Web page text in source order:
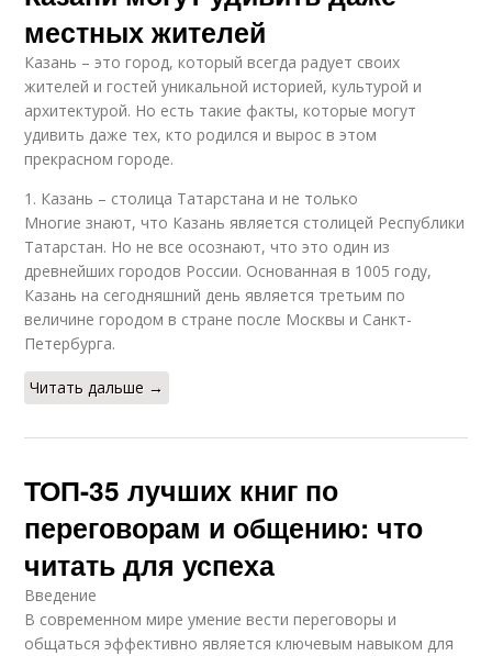
местных жителей
Казань – это город, который всегда радует своих
жителей и гостей уникальной историей, культурой и
архитектурой. Но есть такие факты, которые могут
удивить даже тех, кто родился и вырос в этом
прекрасном городе.
1. Казань – столица Татарстана и не только
Многие знают, что Казань является столицей Республики
Татарстан. Но не все осознают, что это один из
древнейших городов России. Основанная в 1005 году,
Казань на сегодняшний день является третьим по
величине городом в стране после Москвы и Санкт-
Петербурга.
Читать дальше →
ТОП-35 лучших книг по
переговорам и общению: что
читать для успеха
Введение
В современном мире умение вести переговоры и
общаться эффективно является ключевым навыком для